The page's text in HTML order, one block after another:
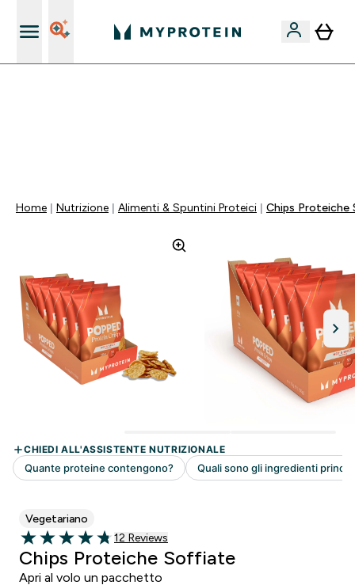
Home Nutrizione Alimenti & Spuntini Proteici Chips
Vegetariano
4.75 out of 5 stars
12 customer reviews
12 Reviews
Chips Proteiche Soffiate
Apri al volo un pacchetto